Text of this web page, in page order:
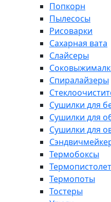
Попкорн
Пылесосы
Рисоварки
Сахарная вата
Слайсеры
Спиралайзеры
Сушилки для
Сушилки для
Сушилки для
Термобоксы
Термопоты
Тостеры